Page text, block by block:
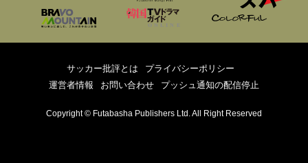
サッカー批評とは
プライバシーポリシー
運営者情報
お問い合わせ プッシュ通知の配信停止
Copyright © Futabasha Publishers Ltd. All Right Reserved